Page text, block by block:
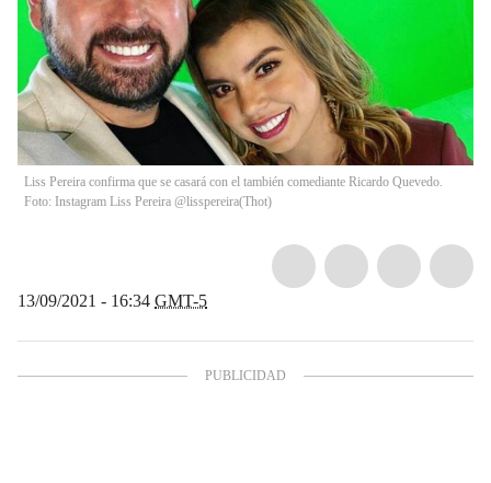
Liss Pereira confirma que se casará con el también comediante Ricardo Quevedo.
Foto: Instagram Liss Pereira @lisspereira(Thot)
13/09/2021 - 16:34 GMT-5